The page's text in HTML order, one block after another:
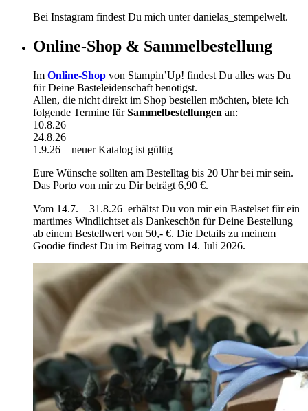
Bei Instagram findest Du mich unter danielas_stempelwelt.
Online-Shop & Sammelbestellung
Im Online-Shop von Stampin’Up! findest Du alles was Du
für Deine Basteleidenschaft benötigst.
Allen, die nicht direkt im Shop bestellen möchten, biete ich
folgende Termine fürSammelbestellungen an:
10.8.26
24.8.26
1.9.26 – neuer Katalog ist gültig
Eure Wünsche sollten am Bestelltag bis 20 Uhr bei mir sein.
Das Porto von mir zu Dir beträgt 6,90 €.
Vom 14.7. – 31.8.26 erhältst Du von mir ein Bastelset für ein
martimes Windlichtset als Dankeschön für Deine Bestellung
ab einem Bestellwert von 50,- €. Die Details zu meinem
Goodie findest Du im Beitrag vom 14. Juli 2026.